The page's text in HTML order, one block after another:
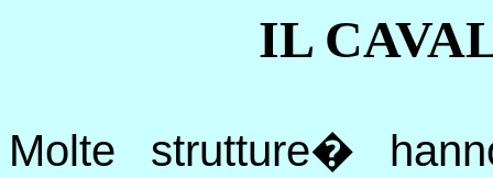
IL
Molte strutture�